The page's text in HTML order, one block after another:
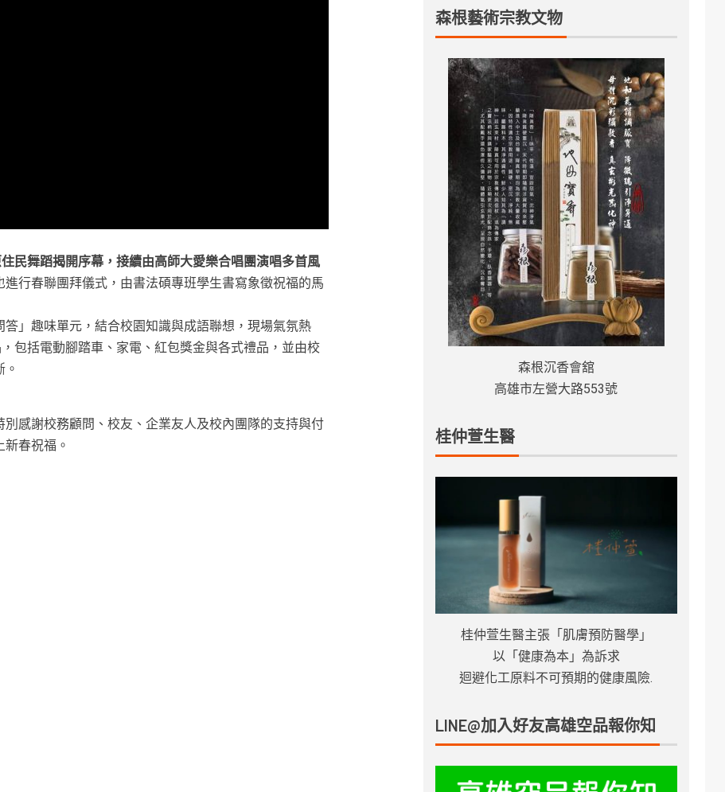
民舞蹈揭開序幕，接續由高師大愛樂合唱團演唱多首風
進行春聯團拜儀式，由書法碩專班學生書寫象徵祝福的馬
」趣味單元，結合校園知識與成語聯想，現場氣氛熱
包括電動腳踏車、家電、紅包獎金與各式禮品，並由校
感謝校務顧問、校友、企業友人及校內團隊的支持與付
春祝福。
森根藝術宗教文物
森根沉香會舘
高雄市左營大路553號
桂仲萱生醫
桂仲萱生醫主張「肌膚預防醫學」
以「健康為本」為訴求
迴避化工原料不可預期的健康風險.
LINE@加入好友高雄空品報你知